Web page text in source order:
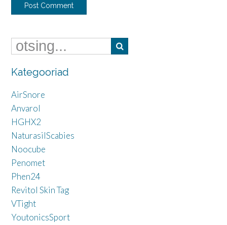
Kategooriad
AirSnore
Anvarol
HGHX2
NaturasilScabies
Noocube
Penomet
Phen24
Revitol Skin Tag
VTight
YoutonicsSport